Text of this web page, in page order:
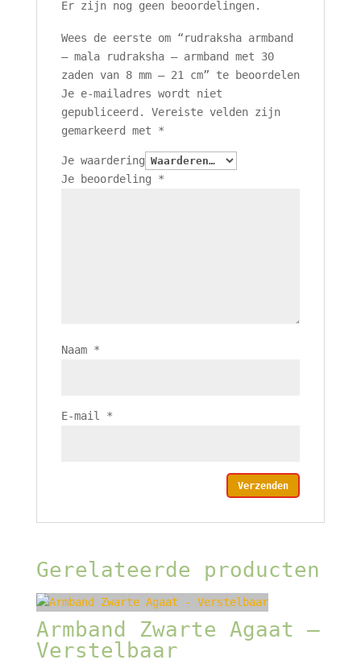
Er zijn nog geen beoordelingen.
Wees de eerste om “rudraksha armband
– mala rudraksha – armband met 30
zaden van 8 mm – 21 cm” te beoordelen
Je e-mailadres wordt niet
gepubliceerd.
Vereiste velden zijn
gemarkeerd met *
Je waardering
Je beoordeling *
Naam *
E-mail *
Gerelateerde producten
Armband Zwarte Agaat –
Verstelbaar